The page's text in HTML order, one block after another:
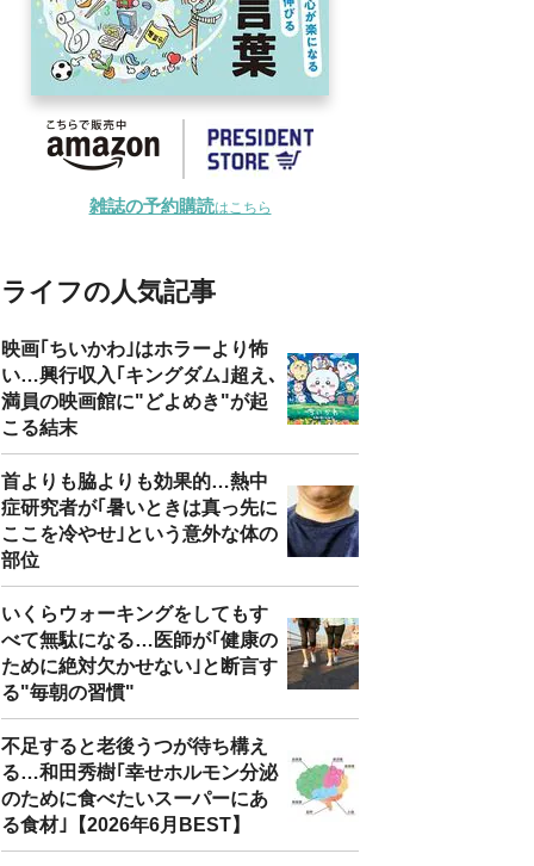
雑誌の予約購読はこちら
ライフの人気記事
映画｢ちいかわ｣はホラーより怖
い…興行収入｢キングダム｣超え､
満員の映画館に"どよめき"が起
こる結末
首よりも脇よりも効果的…熱中
症研究者が｢暑いときは真っ先に
ここを冷やせ｣という意外な体の
部位
いくらウォーキングをしてもす
べて無駄になる…医師が｢健康の
ために絶対欠かせない｣と断言す
る"毎朝の習慣"
不足すると老後うつが待ち構え
る…和田秀樹｢幸せホルモン分泌
のために食べたいスーパーにあ
る食材｣【2026年6月BEST】